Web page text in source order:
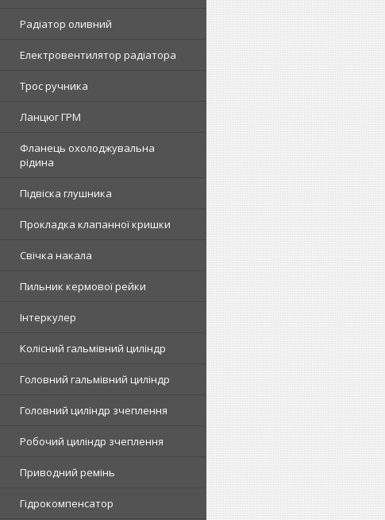
Радіатор оливний
Електровентилятор радіатора
Трос ручника
Ланцюг ГРМ
Фланець охолоджувальна
рідина
Підвіска глушника
Прокладка клапанної кришки
Свічка накала
Пильник кермової рейки
Інтеркулер
Колісний гальмівний циліндр
Головний гальмівний циліндр
Головний циліндр зчеплення
Робочий циліндр зчеплення
Приводний ремінь
Гідрокомпенсатор